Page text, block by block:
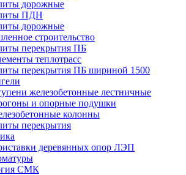
дорожные
ПДН
дорожные
строительство
перекрытия ПБ
теплотрасс
перекрытия ПБ шириной 1500
железобетонные лестничные
и опорные подушки
колонны
перекрытия
деревянных опор ЛЭП
СМК